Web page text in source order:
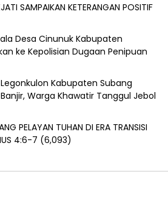
SAMPAIKAN KETERANGAN POSITIF
Desa Cinunuk Kabupaten
ke Kepolisian Dugaan Penipuan
Kabupaten Subang
Warga Khawatir Tanggul Jebol
PELAYAN TUHAN DI ERA TRANSISI
4:6-7 (6,093)